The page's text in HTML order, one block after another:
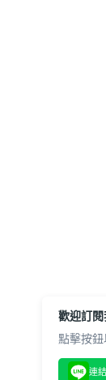
歡迎訂
點擊按
連